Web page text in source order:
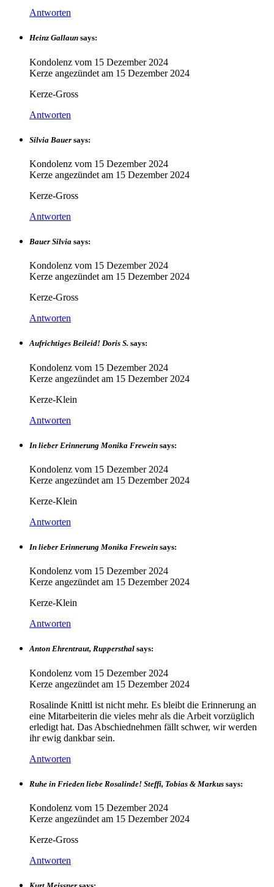
Antworten
Heinz Gallaun says:
Kondolenz vom 15 Dezember 2024
Kerze angezündet am 15 Dezember 2024
Kerze-Gross
Antworten
Silvia Bauer says:
Kondolenz vom 15 Dezember 2024
Kerze angezündet am 15 Dezember 2024
Kerze-Gross
Antworten
Bauer Silvia says:
Kondolenz vom 15 Dezember 2024
Kerze angezündet am 15 Dezember 2024
Kerze-Gross
Antworten
Aufrichtiges Beileid! Doris S. says:
Kondolenz vom 15 Dezember 2024
Kerze angezündet am 15 Dezember 2024
Kerze-Klein
Antworten
In lieber Erinnerung Monika Frewein says:
Kondolenz vom 15 Dezember 2024
Kerze angezündet am 15 Dezember 2024
Kerze-Klein
Antworten
In lieber Erinnerung Monika Frewein says:
Kondolenz vom 15 Dezember 2024
Kerze angezündet am 15 Dezember 2024
Kerze-Klein
Antworten
Anton Ehrentraut, Ruppersthal says:
Kondolenz vom 15 Dezember 2024
Kerze angezündet am 15 Dezember 2024
Rosalinde Knittl ist nicht mehr. Es bleibt die Erinnerung an
eine Mitarbeiterin die vieles mehr als die Arbeit vorzüglich
erledigt hat. Das Abschiednehmen fällt schwer, wir werden
ihr ewig dankbar sein.
Antworten
Ruhe in Frieden liebe Rosalinde! Steffi, Tobias & Markus says:
Kondolenz vom 15 Dezember 2024
Kerze angezündet am 15 Dezember 2024
Kerze-Gross
Antworten